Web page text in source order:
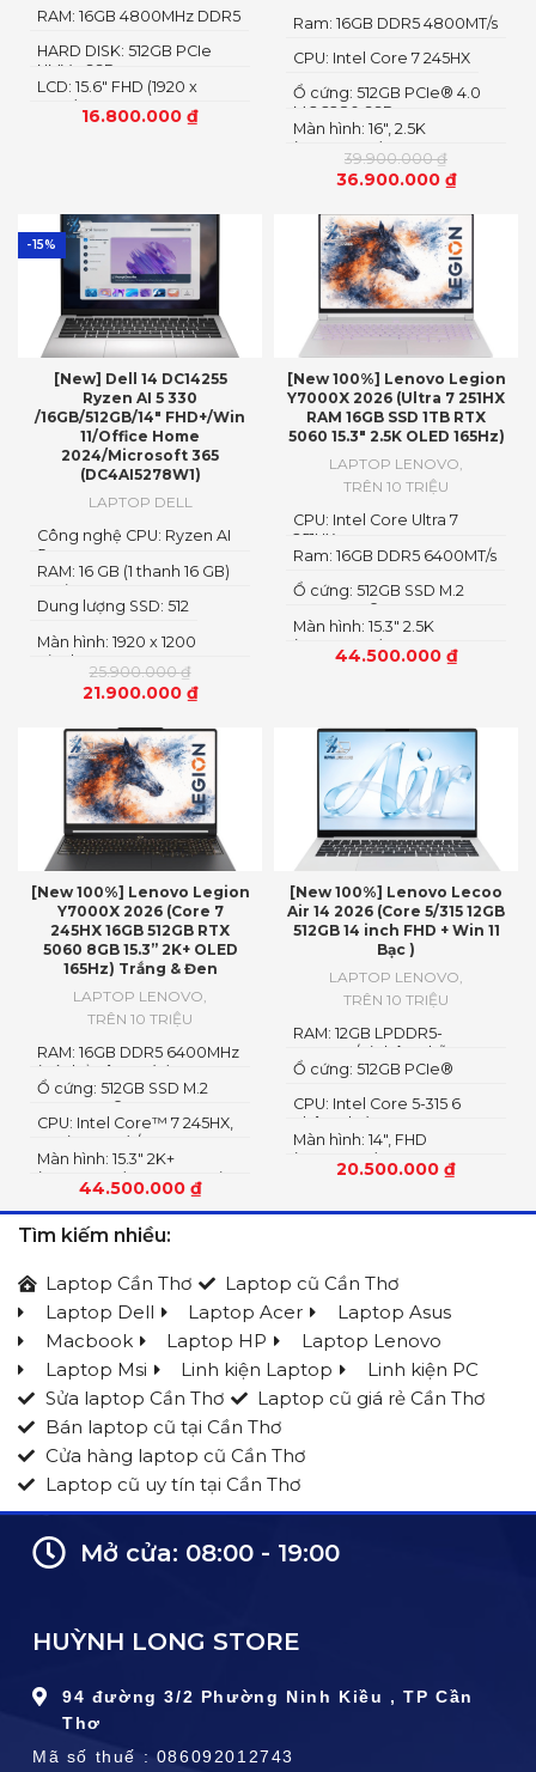
16.800.000 ₫
LCD: 15.6" FHD (1920 x
1080)
HARD DISK: 512GB PCIe
NMVe SSD
RAM: 16GB 4800MHz DDR5
39.900.000₫
36.900.000 ₫
Màn hình: 16″, 2.5K
(2560x1600) IPS, LED
Ổ cứng: 512GB PCIe® 4.0
M.2 2280 SSD
CPU: Intel Core 7 245HX
Ram: 16GB DDR5 4800MT/s
-15%
[New] Dell 14 DC14255
Ryzen AI 5 330
/16GB/512GB/14″ FHD+/Win
11/Office Home
2024/Microsoft 365
(DC4AI5278W1)
LAPTOP DELL
25.900.000₫
21.900.000 ₫
Màn hình: 1920 x 1200
Pixels
Dung lượng SSD: 512
RAM: 16 GB (1 thanh 16 GB)
Loại RAM: DDR5
Công nghệ CPU: Ryzen AI
5
[New 100%] Lenovo Legion
Y7000X 2026 (Ultra 7 251HX
RAM 16GB SSD 1TB RTX
5060 15.3″ 2.5K OLED 165Hz)
LAPTOP LENOVO,
TRÊN 10 TRIỆU
44.500.000 ₫
Màn hình: 15.3" 2.5K
(2560x1600) OLED
Ổ cứng: 512GB SSD M.2
2242 PCIe® 4.0×4 NVMe
Ram: 16GB DDR5 6400MT/s
CPU: Intel Core Ultra 7
251HX
[New 100%] Lenovo Legion
Y7000X 2026 (Core 7
245HX 16GB 512GB RTX
5060 8GB 15.3” 2K+ OLED
165Hz) Trắng & Đen
LAPTOP LENOVO
TRÊN 10 TRIỆU
44.500.000 ₫
Màn hình: 15.3″ 2K+
(2560×1600) OLED 1100nits
(peak) / 500nits (typical)
Glossy, 100% DCI-P3, 165Hz,
G-SYNC®, DisplayHDR™
CPU: Intel Core™ 7 245HX,
14C (6P + 8E) / 14T
Ổ cứng: 512GB SSD M.2
2242 PCIe® 4.0×4 NVMe
RAM: 16GB DDR5 6400MHz
(có thể nâng cấp)
[New 100%] Lenovo Lecoo
Air 14 2026 (Core 5/315 12GB
512GB 14 inch FHD + Win 11
Bạc )
LAPTOP LENOVO
TRÊN 10 TRIỆU
20.500.000 ₫
Màn hình: 14″, FHD
(1920x1200) IPS, 16:10
CPU: Intel Core 5-315 6
nhân 6 luồng
Ổ cứng: 512GB PCIe®
RAM: 12GB LPDDR5-
5600MT/s (Không hỗ trợ
nâng cấp)
Tìm kiếm nhiều:
Laptop Cần Thơ
Laptop cũ Cần Thơ
Laptop Dell
Laptop Acer
Laptop Asus
Macbook
Laptop HP
Laptop Lenovo
Laptop Msi
Linh kiện Laptop
Linh kiện PC
Sửa laptop Cần Thơ
Laptop cũ giá rẻ Cần Thơ
Bán laptop cũ tại Cần Thơ
Cửa hàng laptop cũ Cần Thơ
Laptop cũ uy tín tại Cần Thơ
Mở cửa: 08:00 - 19:00
HUỲNH LONG STORE
94 đường 3/2 Phường Ninh Kiều , TP Cần
Thơ
Mã số thuế : 086092012743